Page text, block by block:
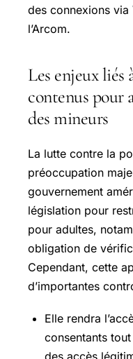
des connexions
l’Arcom.
Les enjeux liés
contenus pour
des mineurs
La lutte contre la
préoccupation
gouvernement
législation pour
pour adultes,
obligation de
Cependant, cette
d’importantes
Elle rendra
consentants
des accès